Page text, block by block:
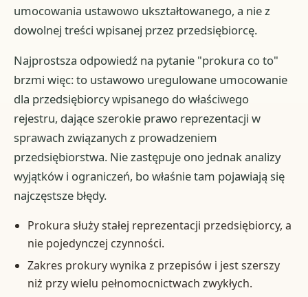
umocowania ustawowo ukształtowanego, a nie z
dowolnej treści wpisanej przez przedsiębiorcę.
Najprostsza odpowiedź na pytanie "prokura co to"
brzmi więc: to ustawowo uregulowane umocowanie
dla przedsiębiorcy wpisanego do właściwego
rejestru, dające szerokie prawo reprezentacji w
sprawach związanych z prowadzeniem
przedsiębiorstwa. Nie zastępuje ono jednak analizy
wyjątków i ograniczeń, bo właśnie tam pojawiają się
najczęstsze błędy.
Prokura służy stałej reprezentacji przedsiębiorcy, a
nie pojedynczej czynności.
Zakres prokury wynika z przepisów i jest szerszy
niż przy wielu pełnomocnictwach zwykłych.